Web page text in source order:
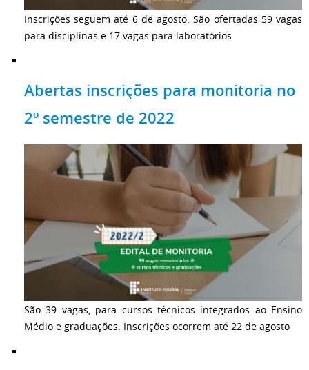
Inscrições seguem até 6 de agosto. São ofertadas 59 vagas
para disciplinas e 17 vagas para laboratórios
Abertas inscrições para monitoria no
2º semestre de 2022
São 39 vagas, para cursos técnicos integrados ao Ensino
Médio e graduações. Inscrições ocorrem até 22 de agosto